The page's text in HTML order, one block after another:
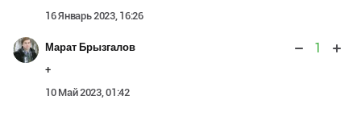
16 Январь 2023, 16:26
Марат Брызгалов 1
+
10 Май 2023, 01:42